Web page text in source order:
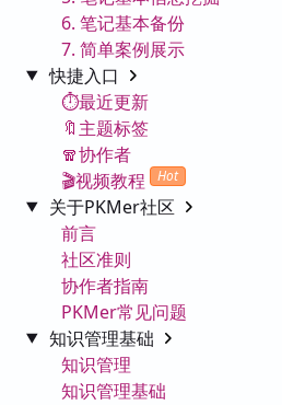
6. 笔记基本备份
7. 简单案例展示
快捷入口
⏱️最近更新
🔖主题标签
🧣协作者
🎬视频教程
Hot
关于PKMer社区
前言
社区准则
协作者指南
PKMer常见问题
知识管理基础
知识管理
知识管理基础